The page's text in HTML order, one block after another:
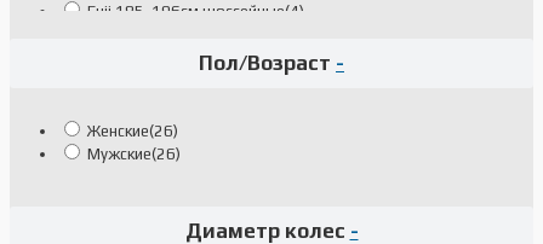
Fuji 185-196см шоссейные(4)
Fuji На рост 160-170 см(1)
Пол/Возраст -
Женские(26)
Мужские(26)
Диаметр колес -